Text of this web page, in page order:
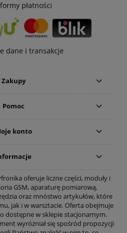
płatności
dane i transakcje
Zakupy
Pomoc
konto
oferuje liczne części, moduły i
GSM, aparaturę pomiarową,
oraz mnóstwo artykułów, które
jak i w warsztacie. Oferta obejmuje
dostępne w sklepie stacjonarnym.
wyróżniał się spośród propozycji